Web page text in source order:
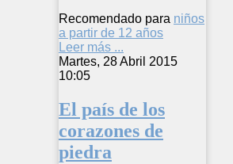
Recomendado para niños
a partir de 12 años
Leer más ...
Martes, 28 Abril 2015
10:05
El país de los
corazones de
piedra